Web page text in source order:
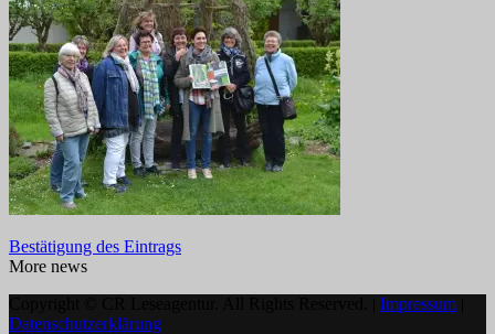
Bestätigung des Eintrags
More news
Impressum
Datenschutzerklärung